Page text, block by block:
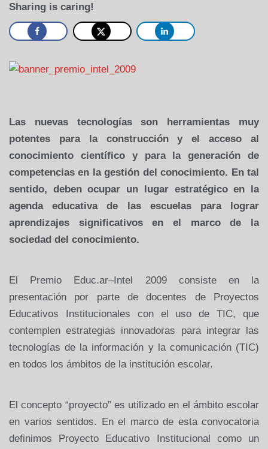
Sharing is caring!
Las nuevas tecnologías son herramientas muy
potentes para la construcción y el acceso al
conocimiento científico y para la generación de
competencias en la gestión del conocimiento. En tal
sentido, deben ocupar un lugar estratégico en la
agenda educativa de las escuelas para lograr
aprendizajes significativos en el marco de la
sociedad del conocimiento.
El Premio Educ.ar–Intel 2009 consiste en la
presentación por parte de docentes de Proyectos
Educativos Institucionales con el uso de TIC, que
contemplen estrategias innovadoras para integrar las
tecnologías de la información y la comunicación (TIC)
en todos los ámbitos de la institución escolar.
El concepto “proyecto” es utilizado en el ámbito escolar
en varios sentidos. En el marco de esta convocatoria
definimos Proyecto Educativo Institucional como un